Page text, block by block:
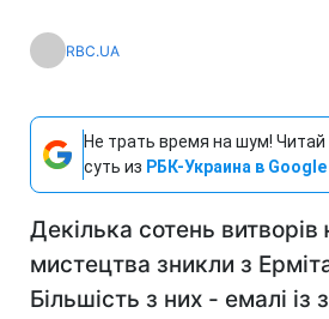
RBC.UA
Не трать время на шум! Читай
суть из РБК-Украина в Google
Декілька сотень витворів
мистецтва зникли з
Більшість з них - емалі із